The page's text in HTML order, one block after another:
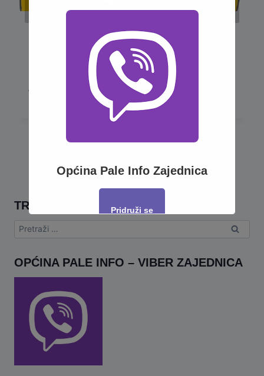
IZLAGANJE NA JAVNI UVID
PODATAKA PREMJERA I
KATASTARSKOG KLASIRANJA
ZEMLJIŠTA
TRAŽI
Pretraga:
OPĆINA PALE INFO – VIBER ZAJEDNICA
Općina Pale Info Zajednica
Pridruži se